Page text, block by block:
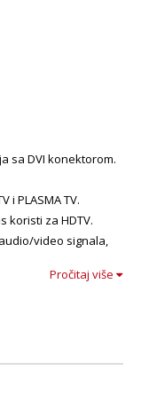
sa DVI konektorom.
i PLASMA TV.
koristi za HDTV.
video signala,
Pročitaj više